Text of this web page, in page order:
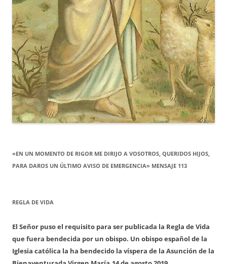
«EN UN MOMENTO DE RIGOR ME DIRIJO A VOSOTROS, QUERIDOS HIJOS,
PARA DAROS UN ÚLTIMO AVISO DE EMERGENCIA» MENSAJE 113
REGLA DE VIDA
El Señor puso el requisito para ser publicada la Regla de Vida
que fuera bendecida por un obispo. Un obispo español de la
Iglesia católica la ha bendecido la víspera de la Asunción de la